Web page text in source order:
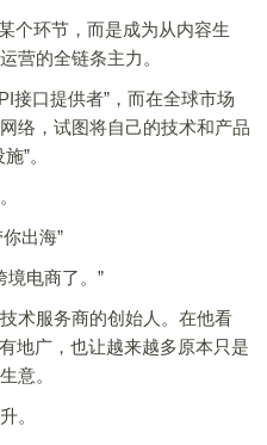
环节，而是成为从内容生
营的全链条主力。
口提供者”，而在全球市场
络，试图将自己的技术和产品
”。
出海”
电商了。”
服务商的创始人。在他看
地广，也让越来越多原本只是
意。
。